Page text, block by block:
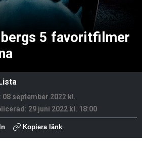
5 favoritfilmer
08 september 2022 kl.
29 juni 2022 kl. 18:00
Kopiera länk